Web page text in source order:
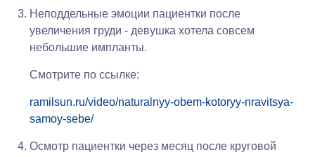
Неподдельные эмоции пациентки после
увеличения груди - девушка хотела совсем
небольшие импланты.
Смотрите по ссылке:
ramilsun.ru/video/naturalnyy-obem-kotoryy-nravitsya-
samoy-sebe/
Осмотр пациентки через месяц после круговой